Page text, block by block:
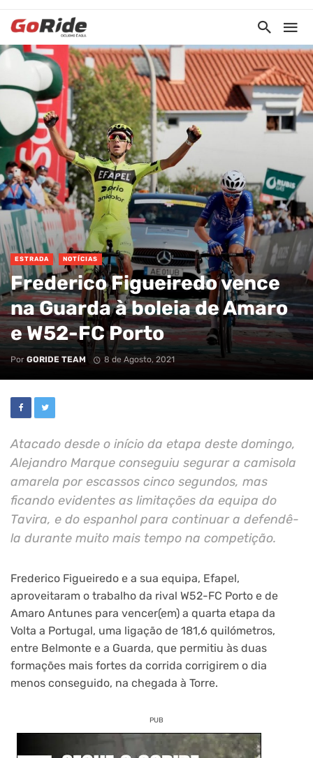
ESTRADA NOTÍCIAS
Frederico Figueiredo vence
na Guarda à boleia de Amaro
e W52-FC Porto
Por GORIDE TEAM 8 de Agosto, 2021
Atacado desde o início da etapa deste domingo,
Alejandro Marque conseguiu segurar a camisola
amarela por escassos cinco segundos, mas
ficando evidentes as limitações da equipa do
Tavira, e do espanhol para continuar a defendê-
la durante muito mais tempo na competição.
Frederico Figueiredo e a sua equipa, Efapel,
aproveitaram o trabalho da rival W52-FC Porto e de
Amaro Antunes para vencer(em) a quarta etapa da
Volta a Portugal, uma ligação de 181,6 quilómetros,
entre Belmonte e a Guarda, que permitiu às duas
formações mais fortes da corrida corrigirem o dia
menos conseguido, na chegada à Torre.
PUB